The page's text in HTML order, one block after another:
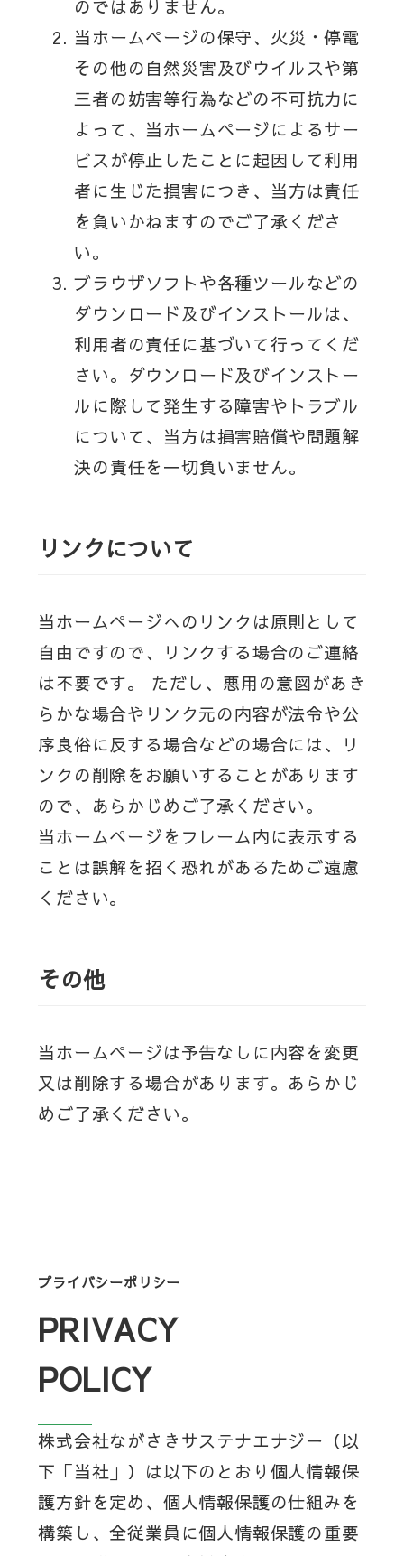
のではありません。
当ホームページの保守、火災・停電
その他の自然災害及びウイルスや第
三者の妨害等行為などの不可抗力に
よって、当ホームページによるサー
ビスが停止したことに起因して利用
者に生じた損害につき、当方は責任
を負いかねますのでご了承くださ
い。
ブラウザソフトや各種ツールなどの
ダウンロード及びインストールは、
利用者の責任に基づいて行ってくだ
さい。ダウンロード及びインストー
ルに際して発生する障害やトラブル
について、当方は損害賠償や問題解
決の責任を一切負いません。
リンクについて
当ホームページへのリンクは原則として
自由ですので、リンクする場合のご連絡
は不要です。 ただし、悪用の意図があき
らかな場合やリンク元の内容が法令や公
序良俗に反する場合などの場合には、リ
ンクの削除をお願いすることがあります
ので、あらかじめご了承ください。
当ホームページをフレーム内に表示する
ことは誤解を招く恐れがあるためご遠慮
ください。
その他
当ホームページは予告なしに内容を変更
又は削除する場合があります。あらかじ
めご了承ください。
プライバシーポリシー
PRIVACY
POLICY
株式会社ながさきサステナエナジー（以
下「当社」）は以下のとおり個人情報保
護方針を定め、個人情報保護の仕組みを
構築し、全従業員に個人情報保護の重要